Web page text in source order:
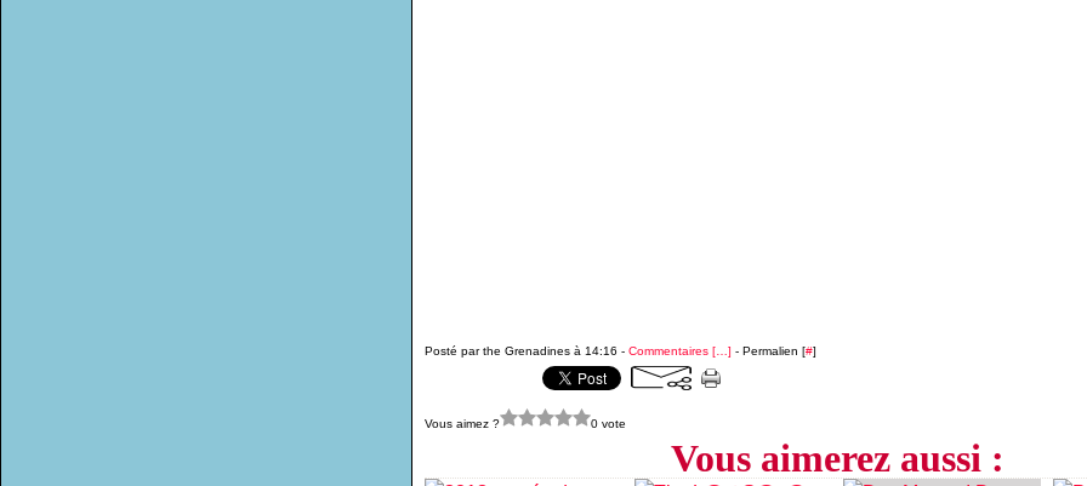
Posté par the Grenadines à 14:16 - Commentaires [ ] - Permalien [#]
Vous aimez ? 0 vote
Vous aimerez aussi :